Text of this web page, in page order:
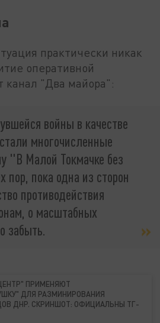
практически никак
оперативной
канал "Два майора":
войны в качестве
многочисленные
"В Малой Токмачке без
пор, пока одна из сторон
противодействия
о масштабных
забыть.
ПРИМЕНЯЮТ
ДЛЯ РАЗМИНИРОВАНИЯ
ДНР. СКРИНШОТ: ОФИЦИАЛЬНЫ ТГ-